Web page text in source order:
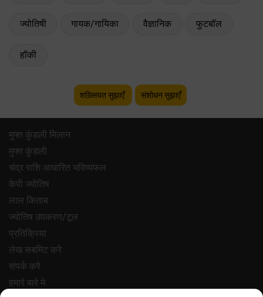
ज्योतिषी गायक/गायिका वैज्ञानिक फुटबॉल
हॉकी
शख़्सियत सुझाएँ संशोधन सुझाएँ
मुफ्त कुंडली मिलान
मुफ्त कुंडली
चंद्र राशि आधारित भविष्यफल
केपी ज्योतिष
लाल किताब
ज्योतिष उपकरण/टूल
प्रतिक्रिया
लेख सबमिट करे
संपर्क करे
हमारे बारे मे